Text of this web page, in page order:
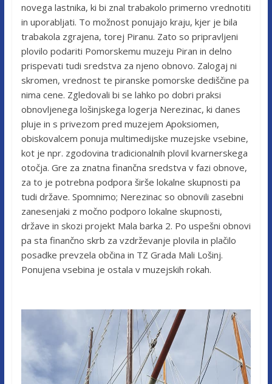
novega lastnika, ki bi znal trabakolo primerno vrednotiti
in uporabljati. To možnost ponujajo kraju, kjer je bila
trabakola zgrajena, torej Piranu. Zato so pripravljeni
plovilo podariti Pomorskemu muzeju Piran in delno
prispevati tudi sredstva za njeno obnovo. Zalogaj ni
skromen, vrednost te piranske pomorske dediščine pa
nima cene. Zgledovali bi se lahko po dobri praksi
obnovljenega lošinjskega logerja Nerezinac, ki danes
pluje in s privezom pred muzejem Apoksiomen,
obiskovalcem ponuja multimedijske muzejske vsebine,
kot je npr. zgodovina tradicionalnih plovil kvarnerskega
otočja. Gre za znatna finančna sredstva v fazi obnove,
za to je potrebna podpora širše lokalne skupnosti pa
tudi države. Spomnimo; Nerezinac so obnovili zasebni
zanesenjaki z močno podporo lokalne skupnosti,
države in skozi projekt Mala barka 2. Po uspešni obnovi
pa sta finančno skrb za vzdrževanje plovila in plačilo
posadke prevzela občina in TZ Grada Mali Lošinj.
Ponujena vsebina je ostala v muzejskih rokah.